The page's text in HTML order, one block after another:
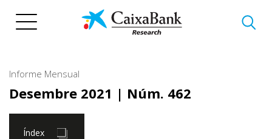
Informe Mensual
Desembre 2021 | Núm. 462
Índex